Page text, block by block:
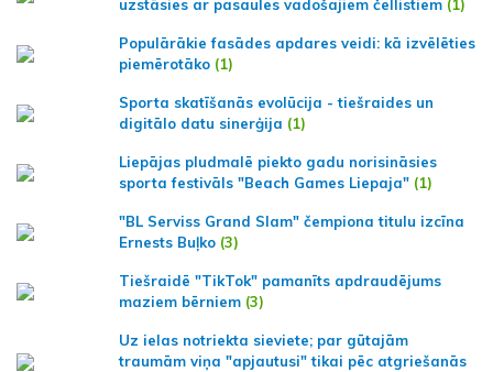
uzstāsies ar pasaules vadošajiem čellistiem (1)
Populārākie fasādes apdares veidi: kā izvēlēties
piemērotāko (1)
Sporta skatīšanās evolūcija - tiešraides un
digitālo datu sinerģija (1)
Liepājas pludmalē piekto gadu norisināsies
sporta festivāls "Beach Games Liepaja" (1)
"BL Serviss Grand Slam" čempiona titulu izcīna
Ernests Buļko (3)
Tiešraidē "TikTok" pamanīts apdraudējums
maziem bērniem (3)
Uz ielas notriekta sieviete; par gūtajām
traumām viņa "apjautusi" tikai pēc atgriešanās